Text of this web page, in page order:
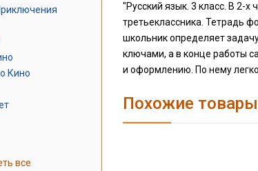
Кино
все
"Русский язык. 3 класс. В 2-
третьеклассника. Тетрадь
школьник определяет
ключами, а в конце работы
и оформлению. По нему легко
Похожие товары